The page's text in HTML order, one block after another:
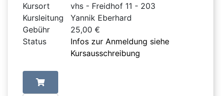
Kursort
vhs - Freidhof 11 - 203
Kursleitung
Yannik Eberhard
Gebühr
25,00 €
Status
Infos zur Anmeldung siehe
Kursausschreibung